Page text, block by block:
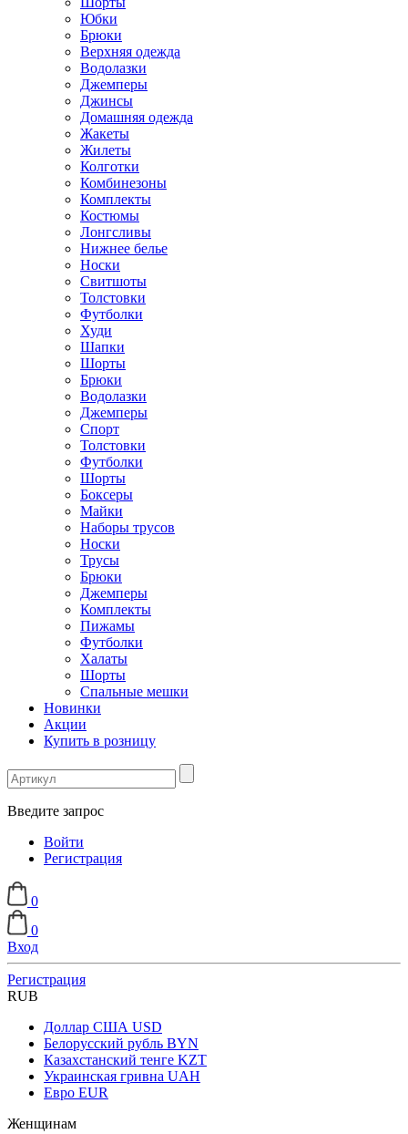
Юбки
Брюки
Верхняя одежда
Водолазки
Джемперы
Джинсы
Домашняя одежда
Жакеты
Жилеты
Колготки
Комбинезоны
Комплекты
Костюмы
Лонгсливы
Нижнее белье
Носки
Свитшоты
Толстовки
Футболки
Худи
Шапки
Шорты
Брюки
Водолазки
Джемперы
Спорт
Толстовки
Футболки
Шорты
Боксеры
Майки
Наборы трусов
Носки
Трусы
Брюки
Джемперы
Комплекты
Пижамы
Футболки
Халаты
Шорты
Спальные мешки
Новинки
Акции
Купить в розницу
Введите запрос
Войти
Регистрация
0
0
Вход
Регистрация
RUB
Доллар США USD
Белорусский рубль BYN
Казахстанский тенге KZT
Украинская гривна UAH
Евро EUR
Женщинам